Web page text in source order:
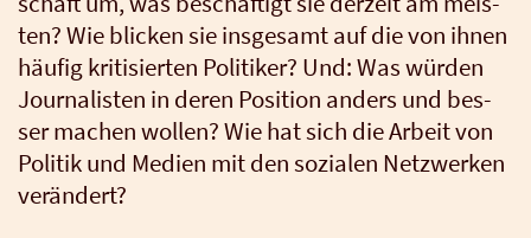
ten? Wie bli­cken sie ins­ge­samt auf die von ihnen
häu­fig kri­ti­sier­ten Poli­ti­ker? Und: Was wür­den
Jour­na­lis­ten in deren Posi­ti­on anders und bes­
ser machen wol­len? Wie hat sich die Arbeit von
Poli­tik und Medi­en mit den sozia­len Netz­wer­ken
ver­än­dert?